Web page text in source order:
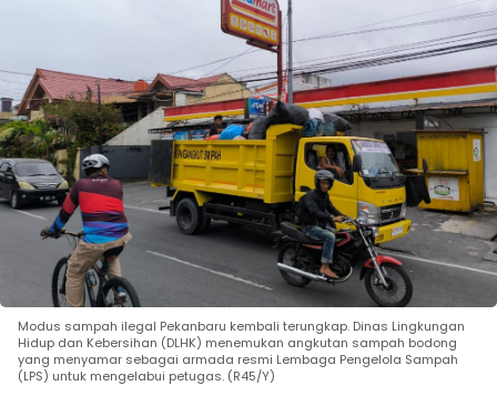
Modus sampah ilegal Pekanbaru kembali terungkap. Dinas Lingkungan
Hidup dan Kebersihan (DLHK) menemukan angkutan sampah bodong
yang menyamar sebagai armada resmi Lembaga Pengelola Sampah
(LPS) untuk mengelabui petugas. (R45/Y)